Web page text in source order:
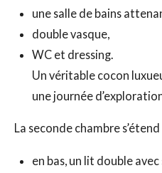
une salle de bains
double vasque,
WC et dressing.
Un véritable cocon
une journée
La seconde chambre
en bas, un lit double